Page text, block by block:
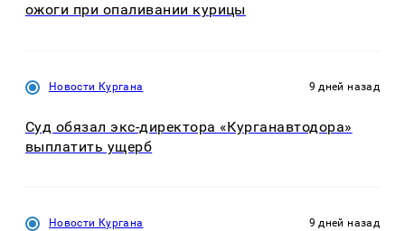
ожоги при опаливании курицы
Новости Кургана 9 дней назад
Суд обязал экс-директора «Курганавтодора»
выплатить ущерб
Новости Кургана 9 дней назад